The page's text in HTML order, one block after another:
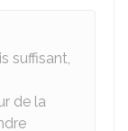
suffisant,
de la